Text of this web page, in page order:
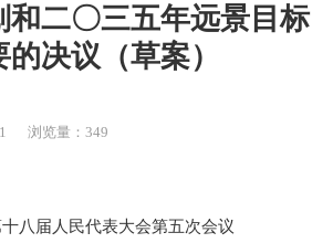
和二〇三五年远景目标
的决议（草案）
浏览量：349
八届人民代表大会第五次会议